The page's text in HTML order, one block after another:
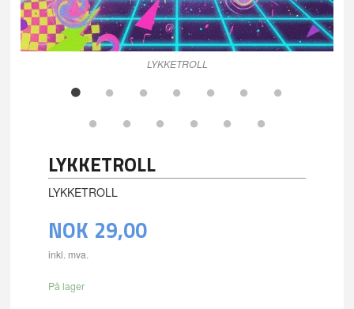
LYKKETROLL
LYKKETROLL
LYKKETROLL
NOK 29,00
inkl. mva.
På lager